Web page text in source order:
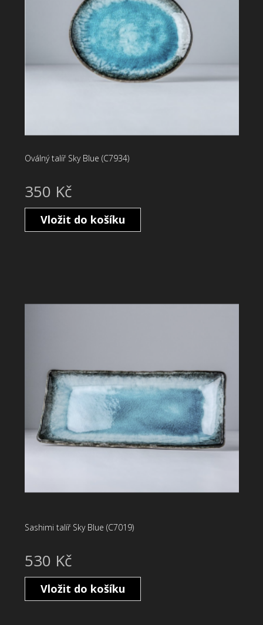
Oválný talíř Sky Blue (C7934)
350 Kč
Vložit do košíku
Sashimi talíř Sky Blue (C7019)
530 Kč
Vložit do košíku